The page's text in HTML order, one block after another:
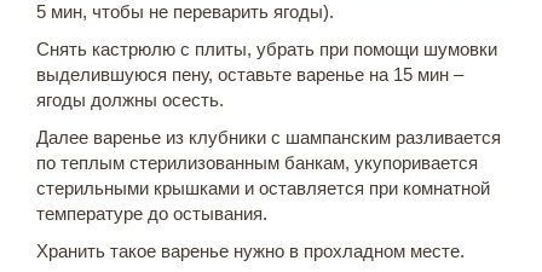
5 мин, чтобы не переварить ягоды).
Снять кастрюлю с плиты, убрать при помощи шумовки
выделившуюся пену, оставьте варенье на 15 мин –
ягоды должны осесть.
Далее варенье из клубники с шампанским разливается
по теплым стерилизованным банкам, укупоривается
стерильными крышками и оставляется при комнатной
температуре до остывания.
Хранить такое варенье нужно в прохладном месте.